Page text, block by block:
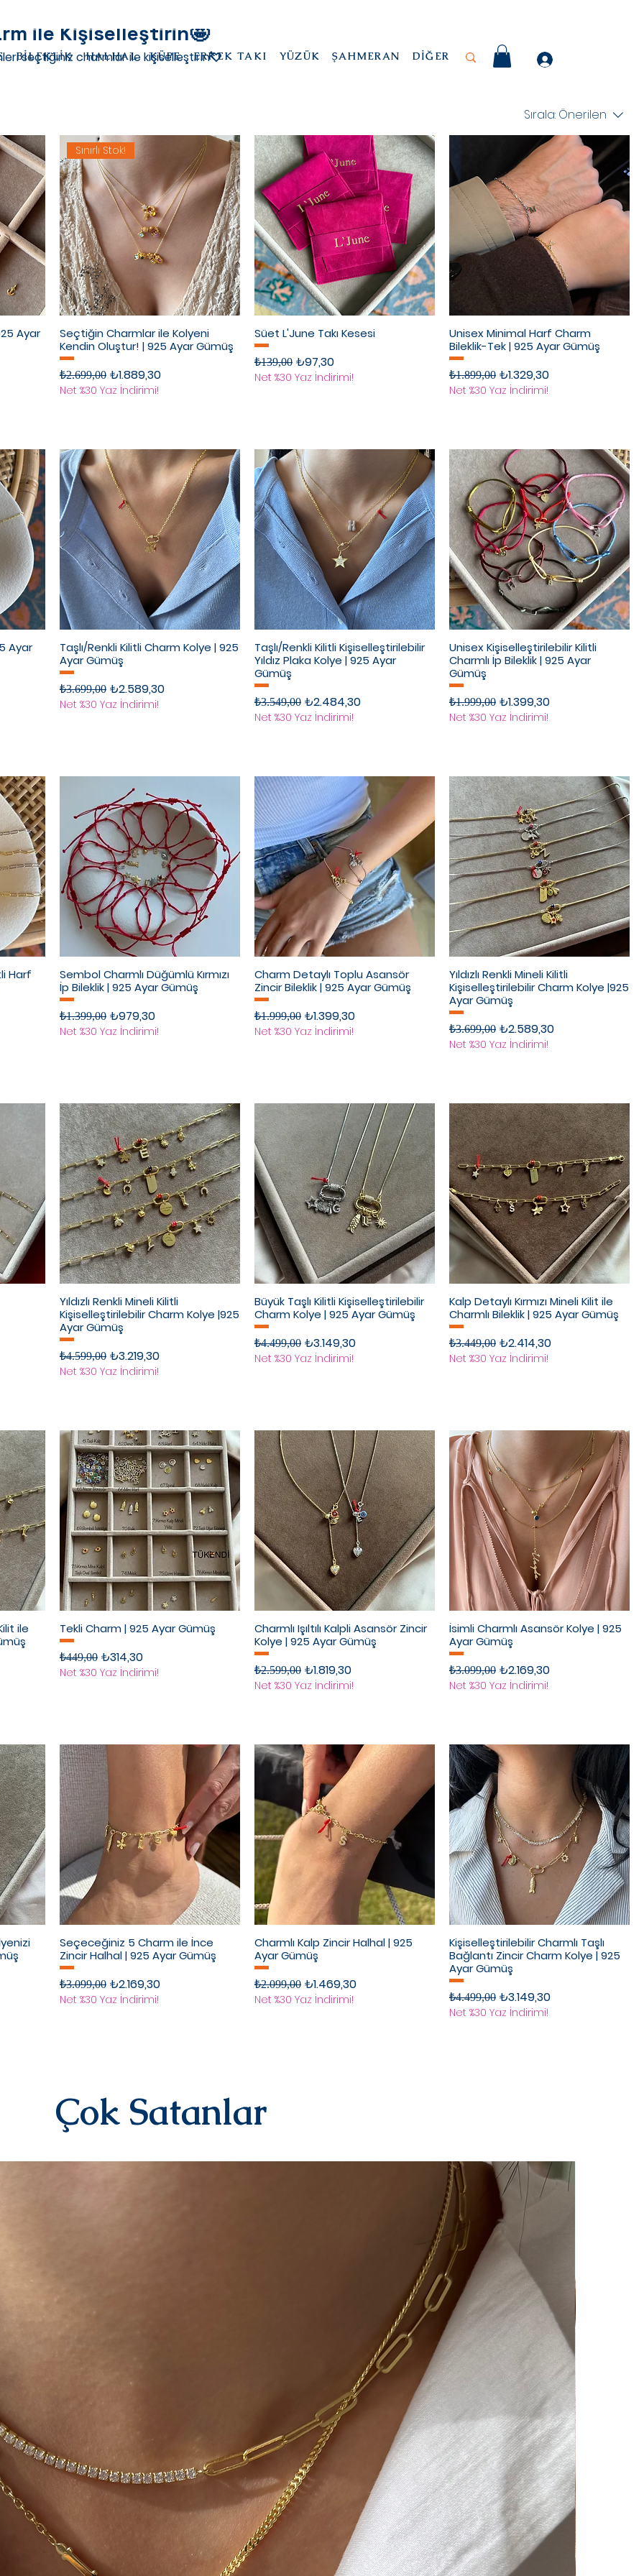
BİLEKLİK HALHAL KÜPE ERKEK TAKI YÜZÜK ŞAHMERAN DİĞER
ile Kişiselleştirin🤩
seçtiğiniz charmlar ile kişiselleştirin💘
Sırala: Önerilen
Ayar
Sınırlı Stok!
Seçtiğin Charmlar ile Kolyeni
Kendin Oluştur! | 925 Ayar Gümüş
Normal Fiyat
₺2.699,00 İndirimli Fiyat
₺1.889,30
Net %30 Yaz İndirimi!
Süet L'June Takı Kesesi
Normal Fiyat
₺139,00 İndirimli Fiyat
₺97,30
Net %30 Yaz İndirimi!
Unisex Minimal Harf Charm
Bileklik-Tek | 925 Ayar Gümüş
Normal Fiyat
₺1.899,00 İndirimli Fiyat
₺1.329,30
Net %30 Yaz İndirimi!
Ayar
Taşlı/Renkli Kilitli Charm Kolye | 925
Ayar Gümüş
Normal Fiyat
₺3.699,00 İndirimli Fiyat
₺2.589,30
Net %30 Yaz İndirimi!
Taşlı/Renkli Kilitli Kişiselleştirilebilir
Yıldız Plaka Kolye | 925 Ayar
Gümüş
Normal Fiyat
₺3.549,00 İndirimli Fiyat
₺2.484,30
Net %30 Yaz İndirimi!
Unisex Kişiselleştirilebilir Kilitli
Charmlı İp Bileklik | 925 Ayar
Gümüş
Normal Fiyat
₺1.999,00 İndirimli Fiyat
₺1.399,30
Net %30 Yaz İndirimi!
Harf
Sembol Charmlı Düğümlü Kırmızı
İp Bileklik | 925 Ayar Gümüş
Normal Fiyat
₺1.399,00 İndirimli Fiyat
₺979,30
Net %30 Yaz İndirimi!
Charm Detaylı Toplu Asansör
Zincir Bileklik | 925 Ayar Gümüş
Normal Fiyat
₺1.999,00 İndirimli Fiyat
₺1.399,30
Net %30 Yaz İndirimi!
Yıldızlı Renkli Mineli Kilitli
Kişiselleştirilebilir Charm Kolye |925
Ayar Gümüş
Normal Fiyat
₺3.699,00 İndirimli Fiyat
₺2.589,30
Net %30 Yaz İndirimi!
Yıldızlı Renkli Mineli Kilitli
Kişiselleştirilebilir Charm Kolye |925
Ayar Gümüş
Normal Fiyat
₺4.599,00 İndirimli Fiyat
₺3.219,30
Net %30 Yaz İndirimi!
Büyük Taşlı Kilitli Kişiselleştirilebilir
Charm Kolye | 925 Ayar Gümüş
Normal Fiyat
₺4.499,00 İndirimli Fiyat
₺3.149,30
Net %30 Yaz İndirimi!
Kalp Detaylı Kırmızı Mineli Kilit ile
Charmlı Bileklik | 925 Ayar Gümüş
Normal Fiyat
₺3.449,00 İndirimli Fiyat
₺2.414,30
Net %30 Yaz İndirimi!
ile
Tekli Charm | 925 Ayar Gümüş
Normal Fiyat
₺449,00 İndirimli Fiyat
₺314,30
Net %30 Yaz İndirimi!
Charmlı Işıltılı Kalpli Asansör Zincir
Kolye | 925 Ayar Gümüş
Normal Fiyat
₺2.599,00 İndirimli Fiyat
₺1.819,30
Net %30 Yaz İndirimi!
İsimli Charmlı Asansör Kolye | 925
Ayar Gümüş
Normal Fiyat
₺3.099,00 İndirimli Fiyat
₺2.169,30
Net %30 Yaz İndirimi!
Seçeceğiniz 5 Charm ile İnce
Zincir Halhal | 925 Ayar Gümüş
Normal Fiyat
₺3.099,00 İndirimli Fiyat
₺2.169,30
Net %30 Yaz İndirimi!
Charmlı Kalp Zincir Halhal | 925
Ayar Gümüş
Normal Fiyat
₺2.099,00 İndirimli Fiyat
₺1.469,30
Net %30 Yaz İndirimi!
Kişiselleştirilebilir Charmlı Taşlı
Bağlantı Zincir Charm Kolye | 925
Ayar Gümüş
Normal Fiyat
₺4.499,00 İndirimli Fiyat
₺3.149,30
Net %30 Yaz İndirimi!
Çok Satanlar